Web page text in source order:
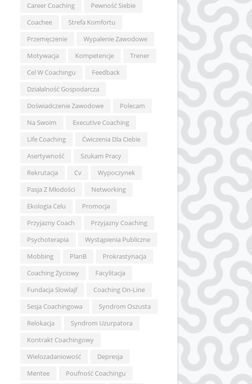
Career Coaching
Pewność Siebie
Coachee
Strefa Komfortu
Przemęczenie
Wypalenie Zawodowe
Motywacja
Kompetencje
Trener
Cel W Coachingu
Feedback
Działalność Gospodarcza
Doświadczenie Zawodowe
Polecam
Na Swoim
Executive Coaching
Life Coaching
Ćwiczenia Dla Ciebie
Asertywność
Szukam Pracy
Rekrutacja
Cv
Wypoczynek
Pasja Z Młodości
Networking
Ekologia Celu
Promocja
Przyjazny Coach
Przyjazny Coaching
Psychoterapia
Wystąpienia Publiczne
Mobbing
PlanB
Prokrastynacja
Coaching Życiowy
Facylitacja
Fundacja Slowlajf
Coaching On-Line
Sesja Coachingowa
Syndrom Oszusta
Relokacja
Syndrom Uzurpatora
Kontrakt Coachingowy
Wielozadaniowość
Depresja
Mentee
Poufność Coachingu